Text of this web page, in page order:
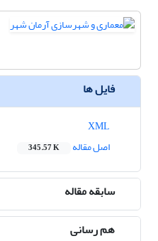
فایل ها
اصل مقاله
345.57 K
سابقه مقاله
هم رسانی